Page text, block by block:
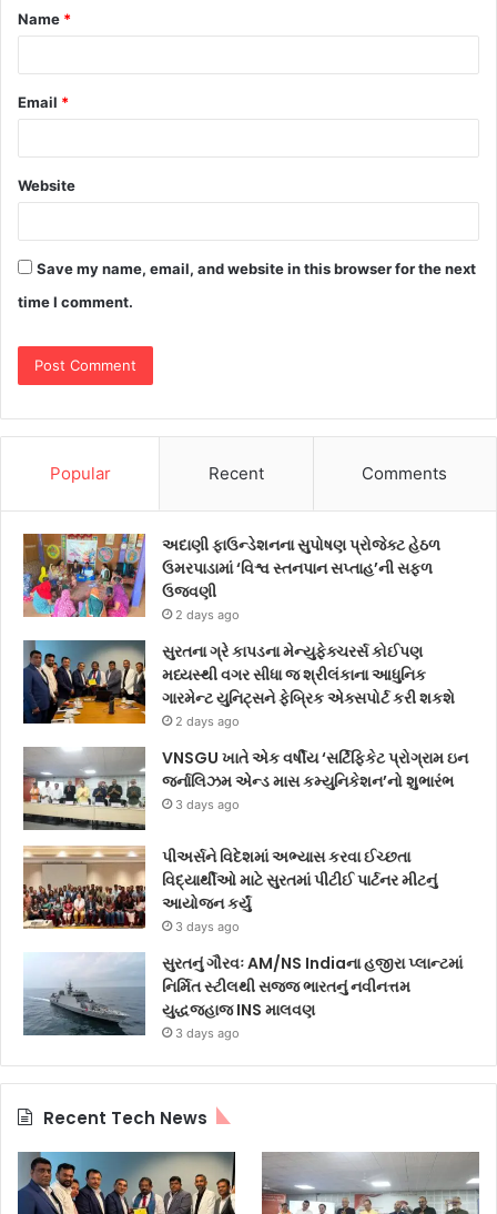
Name *
Email *
Website
Save my name, email, and website in this browser for the next
time I comment.
Popular Recent Comments
અદાણી ફાઉન્ડેશનના સુપોષણ પ્રોજેક્ટ હેઠળ
ઉમરપાડામાં ‘વિશ્વ સ્તનપાન સપ્તાહ’ની સફળ
ઉજવણી
2 days ago
સુરતના ગ્રે કાપડના મેન્યુફેક્ચરર્સ કોઈપણ
મધ્યસ્થી વગર સીધા જ શ્રીલંકાના આધુનિક
ગારમેન્ટ યુનિટ્સને ફેબ્રિક એક્સપોર્ટ કરી શકશે
2 days ago
VNSGU ખાતે એક વર્ષીય ‘સર્ટિફિકેટ પ્રોગ્રામ ઇન
જર્નાલિઝમ એન્ડ માસ કમ્યુનિકેશન’નો શુભારંભ
3 days ago
પીઅર્સને વિદેશમાં અભ્યાસ કરવા ઈચ્છતા
વિદ્યાર્થીઓ માટે સુરતમાં પીટીઈ પાર્ટનર મીટનું
આયોજન કર્યું
3 days ago
સુરતનું ગૌરવઃ AM/NS Indiaના હજીરા પ્લાન્ટમાં
નિર્મિત સ્ટીલથી સજ્જ ભારતનું નવીનત્તમ
યુદ્ધજહાજ INS માલવણ
3 days ago
Recent Tech News